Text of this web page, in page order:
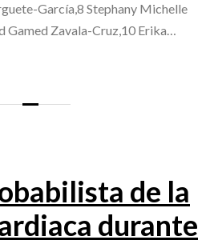
García,8 Stephany Michelle
Gamed Zavala-Cruz,10 Erika…
de la
durante